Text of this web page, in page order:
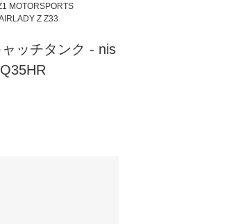
MOTORSPORTS
Z Z33
ッチタンク - nis